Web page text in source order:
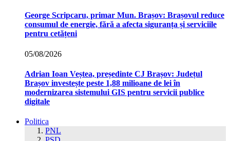
George Scripcaru, primar Mun. Brașov: Brașovul reduce
consumul de energie, fără a afecta siguranța și serviciile
pentru cetățeni
05/08/2026
Adrian Ioan Veștea, președinte CJ Brașov: Județul
Brașov investește peste 1,88 milioane de lei în
modernizarea sistemului GIS pentru servicii publice
digitale
Politica
PNL